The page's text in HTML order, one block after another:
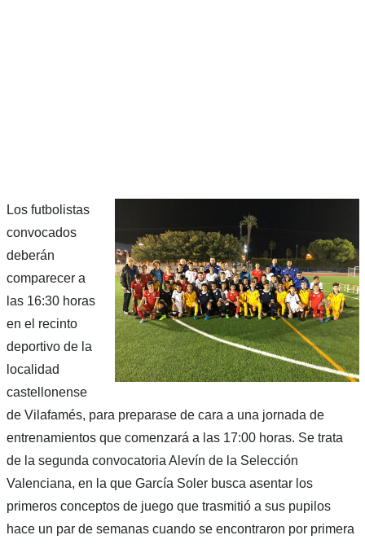
Los futbolistas
convocados
deberán
comparecer a
las 16:30 horas
en el recinto
deportivo de la
localidad
castellonense
de Vilafamés, para preparase de cara a una jornada de
entrenamientos que comenzará a las 17:00 horas. Se trata
de la segunda convocatoria Alevín de la Selección
Valenciana, en la que García Soler busca asentar los
primeros conceptos de juego que trasmitió a sus pupilos
hace un par de semanas cuando se encontraron por primera